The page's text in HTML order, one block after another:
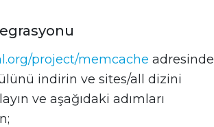
project/memcache
indirin ve sites/all dizini
ve aşağıdaki adımları